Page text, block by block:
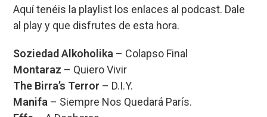
Aquí tenéis la playlist los enlaces al podcast. Dale
al play y que disfrutes de esta hora.
Soziedad Alkoholika – Colapso Final
Montaraz – Quiero Vivir
The Birra’s Terror – D.I.Y.
Manifa – Siempre Nos Quedará París.